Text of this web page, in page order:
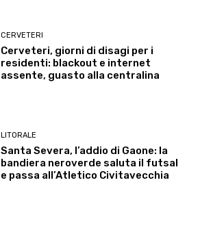
CERVETERI
Cerveteri, giorni di disagi per i
residenti: blackout e internet
assente, guasto alla centralina
LITORALE
Santa Severa, l’addio di Gaone: la
bandiera neroverde saluta il futsal
e passa all’Atletico Civitavecchia